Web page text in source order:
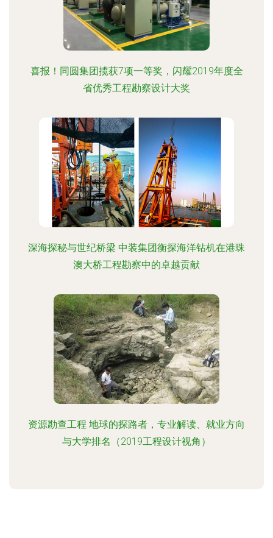
喜报！同圆集团揽获7项一等奖，闪耀2019年度全
省优秀工程勘察设计大奖
深海探秘与世纪桥梁 中装集团衡探海洋钻机在港珠
澳大桥工程勘察中的卓越贡献
资源勘查工程 地球的探路者，专业解读、就业方向
与大学排名（2019工程设计视角）